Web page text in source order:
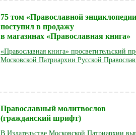
75 том «Православной
поступил в продажу
в магазинах «Православная книга»
«Православная книга» просветительский
Московской Патриархии Русской
Православный молитвослов
(гражданский шрифт)
В Издательстве Московской Патриархии